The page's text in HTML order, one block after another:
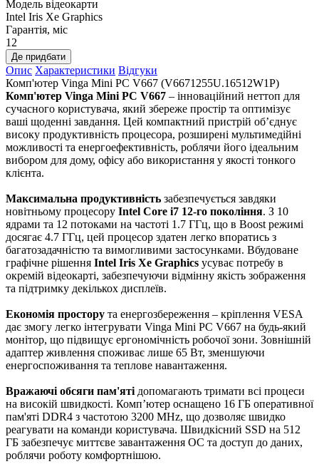
Модель відеокарти
Intel Iris Xe Graphics
Гарантія, міс
12
Де придбати
Опис Характеристики Відгуки
Комп'ютер Vinga Mini PC V667 (V6671255U.16512W1P)
Комп'ютер Vinga Mini PC V667 – інноваційний неттоп для
сучасного користувача, який збереже простір та оптимізує
ваші щоденні завдання. Цей компактний пристрій об’єднує
високу продуктивність процесора, розширені мультимедійні
можливості та енергоефективність, роблячи його ідеальним
вибором для дому, офісу або використання у якості тонкого
клієнта.
Максимальна продуктивність забезпечується завдяки
новітньому процесору Intel Core i7 12-го покоління. З 10
ядрами та 12 потоками на частоті 1.7 ГГц, що в Boost режимі
досягає 4.7 ГГц, цей процесор здатен легко впоратись з
багатозадачністю та вимогливими застосунками. Вбудоване
графічне рішення Intel Iris Xe Graphics усуває потребу в
окремій відеокарті, забезпечуючи відмінну якість зображення
та підтримку декількох дисплеїв.
Економія простору та енергозбереження – кріплення VESA
дає змогу легко інтегрувати Vinga Mini PC V667 на будь-який
монітор, що підвищує ергономічність робочої зони. Зовнішній
адаптер живлення споживає лише 65 Вт, зменшуючи
енергоспоживання та теплове навантаження.
Вражаючі обсяги пам'яті допомагають тримати всі процеси
на високій швидкості. Комп’ютер оснащено 16 ГБ оперативної
пам'яті DDR4 з частотою 3200 MHz, що дозволяє швидко
реагувати на команди користувача. Швидкісний SSD на 512
ГБ забезпечує миттєве завантаження ОС та доступ до даних,
роблячи роботу комфортнішою.